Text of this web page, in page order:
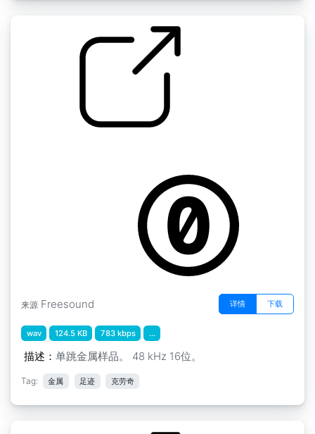
来源 Freesound 详情 下载
wav 124.5 KB 783 kbps ...
描述： 单跳金属样品。 48 kHz 16位。
Tag: 金属 足迹 克劳奇